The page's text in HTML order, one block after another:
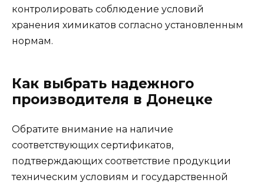
контролировать соблюдение условий
хранения химикатов согласно установленным
нормам.
Как выбрать надежного
производителя в Донецке
Обратите внимание на наличие
соответствующих сертификатов,
подтверждающих соответствие продукции
техническим условиям и государственной